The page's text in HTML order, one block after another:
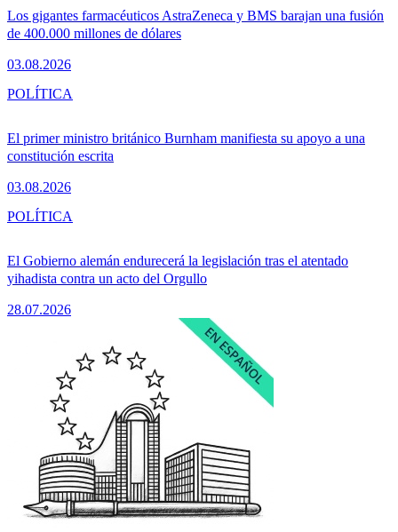
Los gigantes farmacéuticos AstraZeneca y BMS barajan una fusión
de 400.000 millones de dólares
03.08.2026
El primer ministro británico Burnham manifiesta su apoyo a una
constitución escrita
03.08.2026
POLÍTICA
El Gobierno alemán endurecerá la legislación tras el atentado
yihadista contra un acto del Orgullo
28.07.2026
POLÍTICA